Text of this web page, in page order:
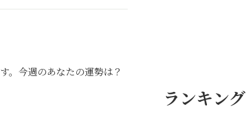
。今週のあなたの運勢は？
ランキング